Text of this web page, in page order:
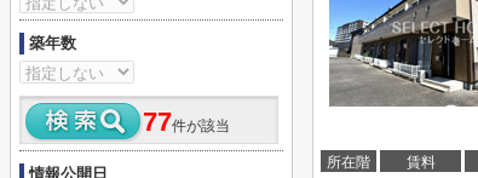
所在階 賃料
築年数
77件が該当
情報公開日